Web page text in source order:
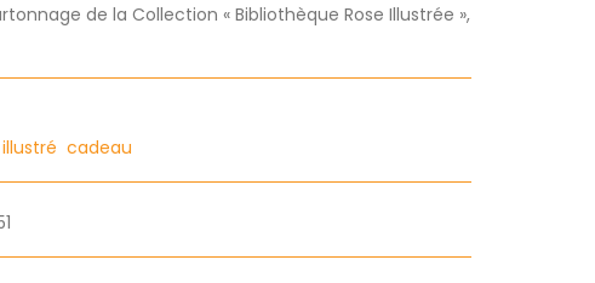
de la Collection « Bibliothèque Rose Illustrée »,
illustré cadeau